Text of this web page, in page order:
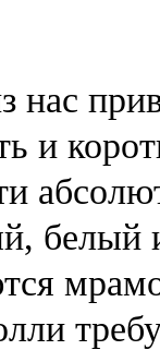
нас
и
белый